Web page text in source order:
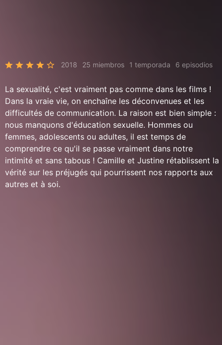
2018 25 miembros 1 temporada 6 episodios
La sexualité, c'est vraiment pas comme dans les films !
Dans la vraie vie, on enchaîne les déconvenues et les
difficultés de communication. La raison est bien simple :
nous manquons d'éducation sexuelle. Hommes ou
femmes, adolescents ou adultes, il est temps de
comprendre ce qu'il se passe vraiment dans notre
intimité et sans tabous ! Camille et Justine rétablissent la
vérité sur les préjugés qui pourrissent nos rapports aux
autres et à soi.